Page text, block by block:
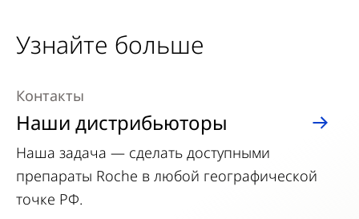
Узнайте больше
Наши дистрибьюторы
Контакты
Наша задача — сделать доступными
препараты Roche в любой географической
точке РФ.